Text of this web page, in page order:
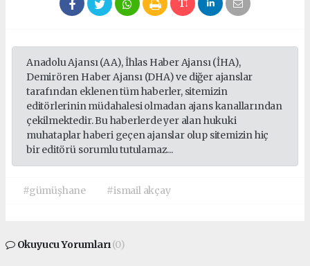
Anadolu Ajansı (AA), İhlas Haber Ajansı (İHA),
Demirören Haber Ajansı (DHA) ve diğer ajanslar
tarafından eklenen tüm haberler, sitemizin
editörlerinin müdahalesi olmadan ajans kanallarından
çekilmektedir. Bu haberlerde yer alan hukuki
muhataplar haberi geçen ajanslar olup sitemizin hiç
bir editörü sorumlu tutulamaz...
#gümüşhane #ismail akçay
Okuyucu Yorumları(0)